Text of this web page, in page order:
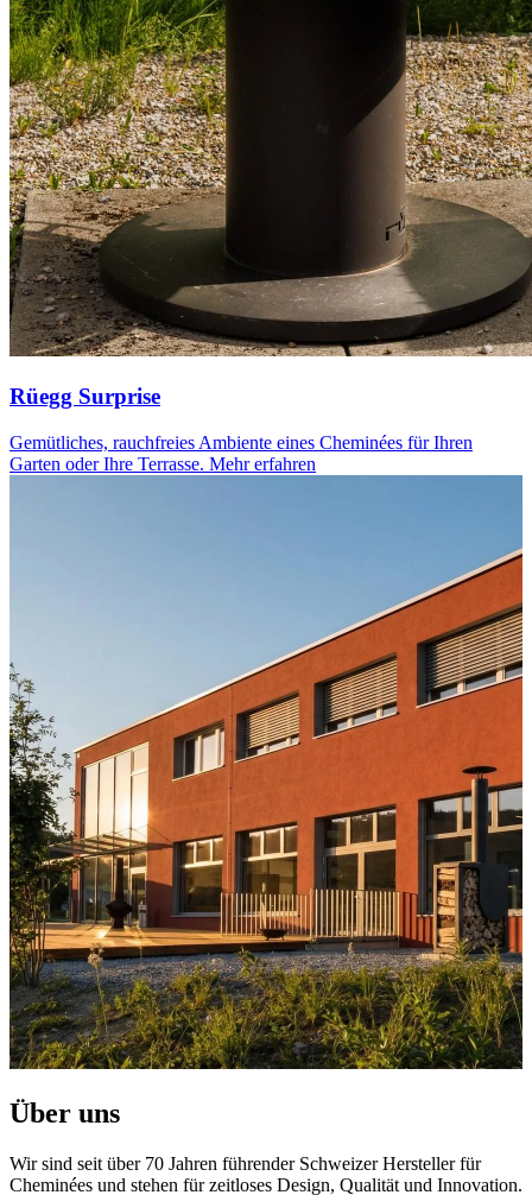
Rüegg Surprise
Gemütliches, rauchfreies Ambiente eines Cheminées für Ihren
Garten oder Ihre Terrasse. Mehr erfahren
Über uns
Wir sind seit über 70 Jahren führender Schweizer Hersteller für
Cheminées und stehen für zeitloses Design, Qualität und Innovation.